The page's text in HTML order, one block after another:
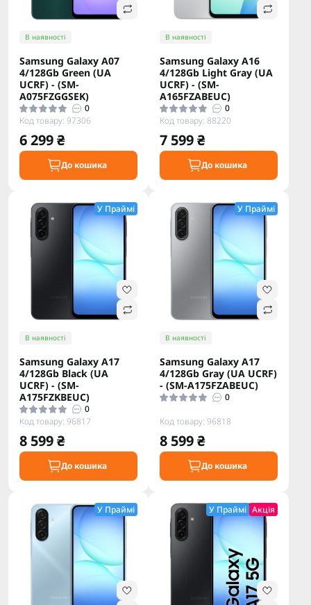
В наявності
Samsung Galaxy A07
4/128Gb Green (UA
UCRF) - (SM-
A075FZGGSEK)
0
Код товару: 97306
6 299 ₴
До кошика
В наявності
Samsung Galaxy A16
4/128Gb Light Gray (UA
UCRF) - (SM-
A165FZABEUC)
0
Код товару: 88220
7 599 ₴
До кошика
У Праймі
В наявності
Samsung Galaxy A17
4/128Gb Black (UA
UCRF) - (SM-
A175FZKBEUC)
0
Код товару: 96817
8 599 ₴
До кошика
У Праймі
В наявності
Samsung Galaxy A17
4/128Gb Gray (UA UCRF)
- (SM-A175FZABEUC)
0
Код товару: 96818
8 599 ₴
До кошика
У Праймі У Праймі Акція